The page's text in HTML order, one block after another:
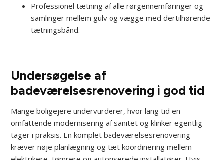
Professionel tætning af alle rørgennemføringer og
samlinger mellem gulv og vægge med dertilhørende
tætningsbånd.
Undersøgelse af
badeværelsesrenovering i god tid
Mange boligejere undervurderer, hvor lang tid en
omfattende modernisering af sanitet og klinker egentlig
tager i praksis. En komplet badeværelsesrenovering
kræver nøje planlægning og tæt koordinering mellem